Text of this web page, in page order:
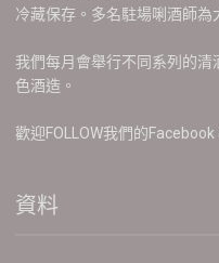
冷藏保存。多名駐場唎酒師為
我們每月會舉行不同系列的
色酒造。
歡迎FOLLOW我們的
資料